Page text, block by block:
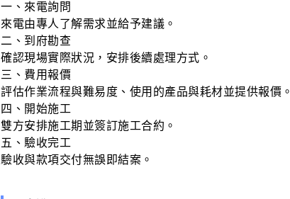
一、來電詢問
來電由專人了解需求並給予建議。
二、到府勘查
確認現場實際狀況，安排後續處理方式。
三、費用報價
評估作業流程與難易度、使用的產品與耗材並提供報價。
四、開始施工
雙方安排施工期並簽訂施工合約。
五、驗收完工
驗收與款項交付無誤即結案。